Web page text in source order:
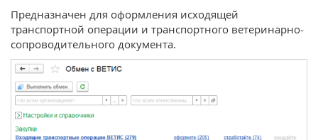
Предназначен для оформления исходящей
транспортной операции и транспортного ветеринарно-
сопроводительного документа.